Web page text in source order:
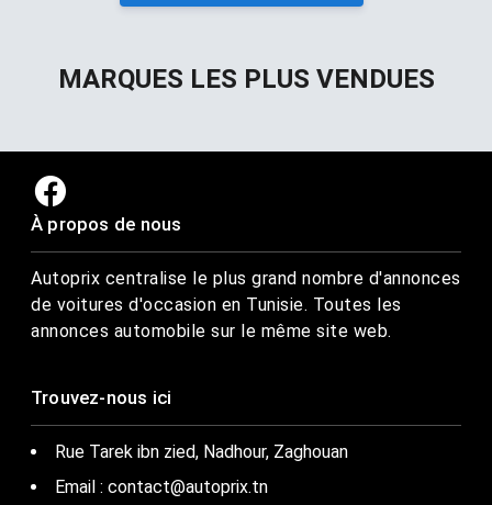
MARQUES LES PLUS VENDUES
À propos de nous
Autoprix centralise le plus grand nombre d'annonces
de voitures d'occasion en Tunisie. Toutes les
annonces automobile sur le même site web.
Trouvez-nous ici
Rue Tarek ibn zied, Nadhour, Zaghouan
Email : contact@autoprix.tn